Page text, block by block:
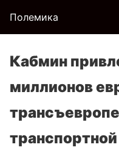
Полемика
Кабмин
миллионов